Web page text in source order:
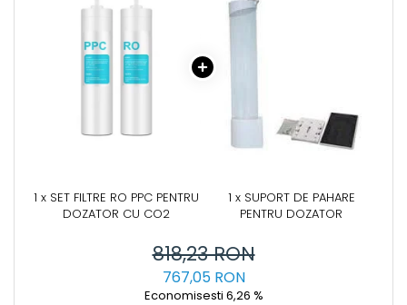
1 x SET FILTRE RO PPC PENTRU
DOZATOR CU CO2
1 x SUPORT DE PAHARE
PENTRU DOZATOR
818,23 RON
767,05 RON
Economisesti 6,26 %